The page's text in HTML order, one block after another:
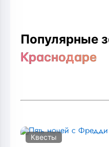
Популярные
Краснодаре
Квесты